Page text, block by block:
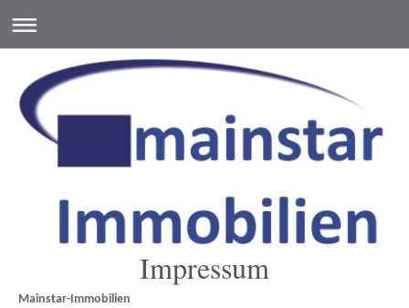
Impressum
Mainstar-Immobilien